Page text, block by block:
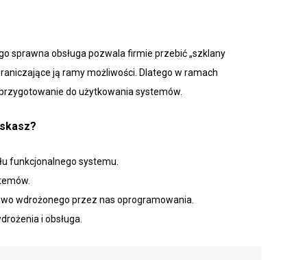
sprawna obsługa pozwala firmie przebić „szklany
ją ramy możliwości. Dlatego w ramach
do użytkowania systemów.
funkcjonalnego systemu.
wdrożonego przez nas oprogramowania.
i obsługa.